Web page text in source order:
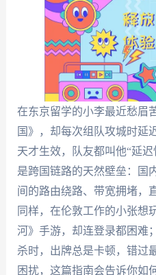
在东京留学的小李最近愁
国》，却每次组队攻城时延
天才生效，队友都叫他“延
是跨国链路的天然壁垒：国
间的路由绕路、带宽拥堵，
同样，在伦敦工作的小张想
河》手游，却连登录都困难
杀时，出牌总是卡顿，错过
困扰，这篇指南会告诉你如